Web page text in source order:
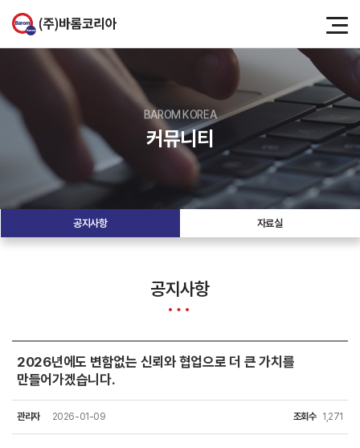
BAROM KOREA
커뮤니티
공지사항 자료실
공지사항
2026년에도 변함없는 신뢰와 협업으로 더 큰 가치를
만들어가겠습니다.
관리자 2026-01-09 조회수 1,271